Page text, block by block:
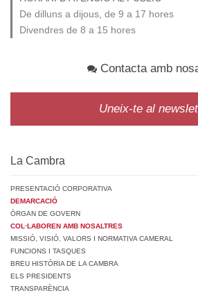
De dilluns a dijous, de 9 a 17 hores
Divendres de 8 a 15 hores
Contacta amb
Uneix-te al
La Cambra
PRESENTACIÓ CORPORATIVA
DEMARCACIÓ
ÒRGAN DE GOVERN
COL·LABOREN AMB NOSALTRES
MISSIÓ, VISIÓ, VALORS I NORMATIVA CAMERAL
FUNCIONS I TASQUES
BREU HISTÒRIA DE LA CAMBRA
ELS PRESIDENTS
TRANSPARÈNCIA